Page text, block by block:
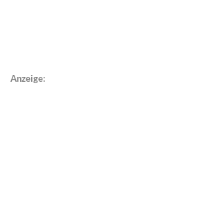
Anzeige: